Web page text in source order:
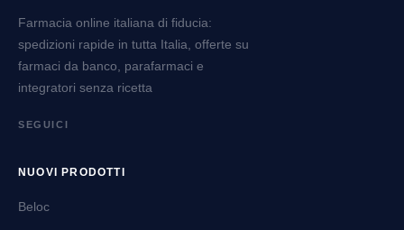
Farmacia online italiana di fiducia:
spedizioni rapide in tutta Italia, offerte su
farmaci da banco, parafarmaci e
integratori senza ricetta
SEGUICI
NUOVI PRODOTTI
Beloc